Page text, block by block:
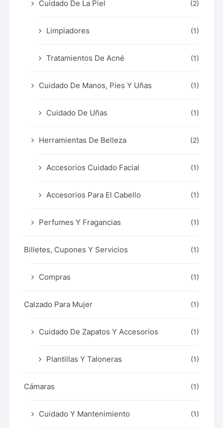
Cuidado De La Piel (2)
Limpiadores (1)
Tratamientos De Acné (1)
Cuidado De Manos, Pies Y Uñas (1)
Cuidado De Uñas (1)
Herramientas De Belleza (2)
Accesorios Cuidado Facial (1)
Accesorios Para El Cabello (1)
Perfumes Y Fragancias (1)
Billetes, Cupones Y Servicios (1)
Compras (1)
Calzado Para Mujer (1)
Cuidado De Zapatos Y Accesorios (1)
Plantillas Y Taloneras (1)
Cámaras (1)
Cuidado Y Mantenimiento (1)